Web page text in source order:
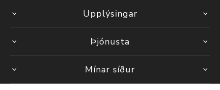
Upplýsingar
Þjónusta
Mínar síður